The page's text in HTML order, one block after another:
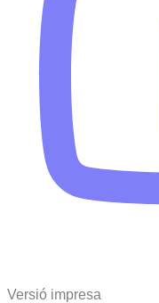
Versió impresa